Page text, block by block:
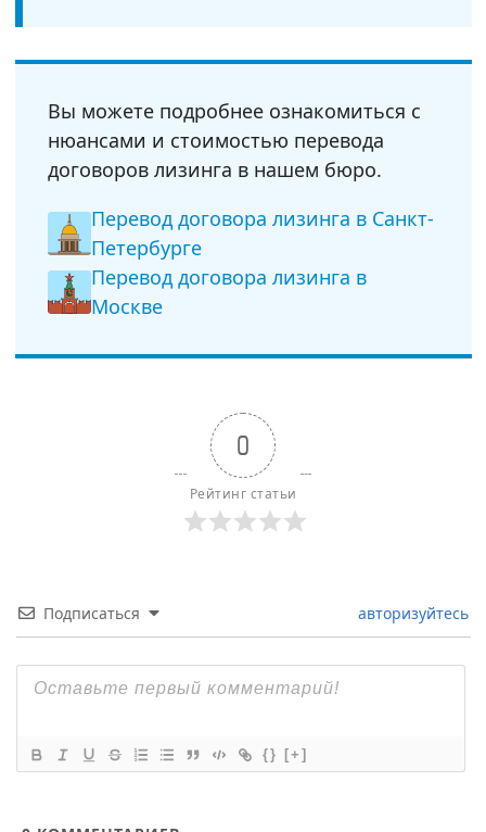
Вы можете подробнее ознакомиться с
нюансами и стоимостью перевода
договоров лизинга в нашем бюро.
Перевод договора лизинга в Санкт-
Петербурге
Перевод договора лизинга в
Москве
0
Рейтинг статьи
Подписаться авторизуйтесь
{} [+]